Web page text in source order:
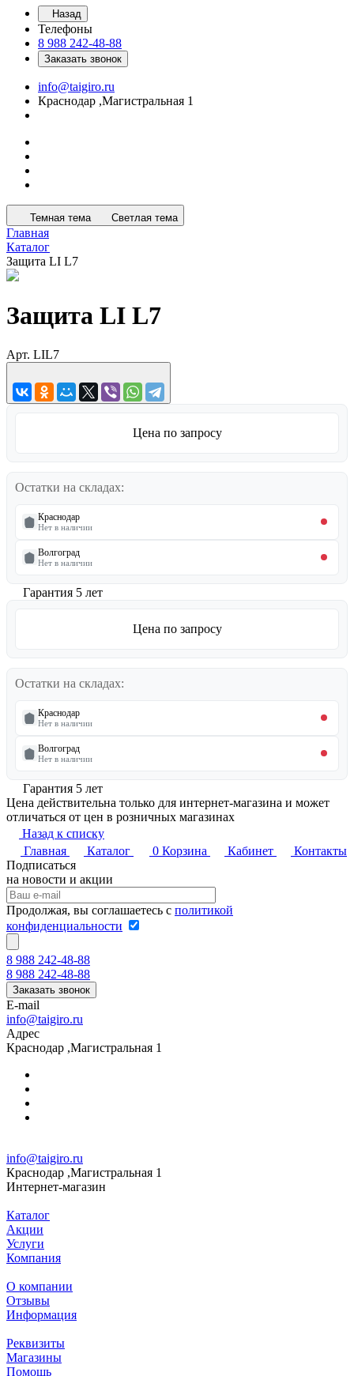
Назад
Телефоны
8 988 242-48-88
Заказать звонок
info@taigiro.ru
Краснодар ,Магистральная 1
Темная тема Светлая тема
Главная
Каталог
Защита LI L7
Защита LI L7
Арт. LIL7
Цена по запросу
Остатки на складах:
Краснодар
Нет в наличии
Волгоград
Нет в наличии
Гарантия 5 лет
Цена по запросу
Остатки на складах:
Краснодар
Нет в наличии
Волгоград
Нет в наличии
Гарантия 5 лет
Цена действительна только для интернет-магазина и может
отличаться от цен в розничных магазинах
Назад к списку
Главная
Каталог 0 Корзина Кабинет
Контакты
Подписаться
на новости и акции
Продолжая, вы соглашаетесь с политикой
конфиденциальности
8 988 242-48-88
8 988 242-48-88
Заказать звонок
E-mail
info@taigiro.ru
Адрес
Краснодар ,Магистральная 1
info@taigiro.ru
Краснодар ,Магистральная 1
Интернет-магазин
Каталог
Акции
Услуги
Компания
О компании
Отзывы
Информация
Реквизиты
Магазины
Помощь